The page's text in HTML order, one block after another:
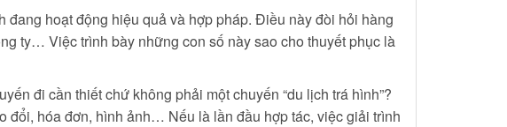
đang hoạt động hiệu quả và hợp pháp. Điều này đòi hỏi hàng
ty… Việc trình bày những con số này sao cho thuyết phục là
đi cần thiết chứ không phải một chuyến “du lịch trá hình”?
đổi, hóa đơn, hình ảnh… Nếu là lần đầu hợp tác, việc giải trình